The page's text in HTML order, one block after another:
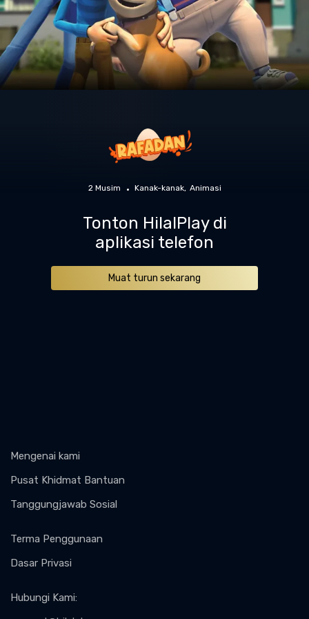
2 Musim Kanak-kanak Animasi
Tonton HilalPlay di
aplikasi telefon
Muat turun sekarang
Mengenai kami
Pusat Khidmat Bantuan
Tanggungjawab Sosial
Terma Penggunaan
Dasar Privasi
Hubungi Kami: